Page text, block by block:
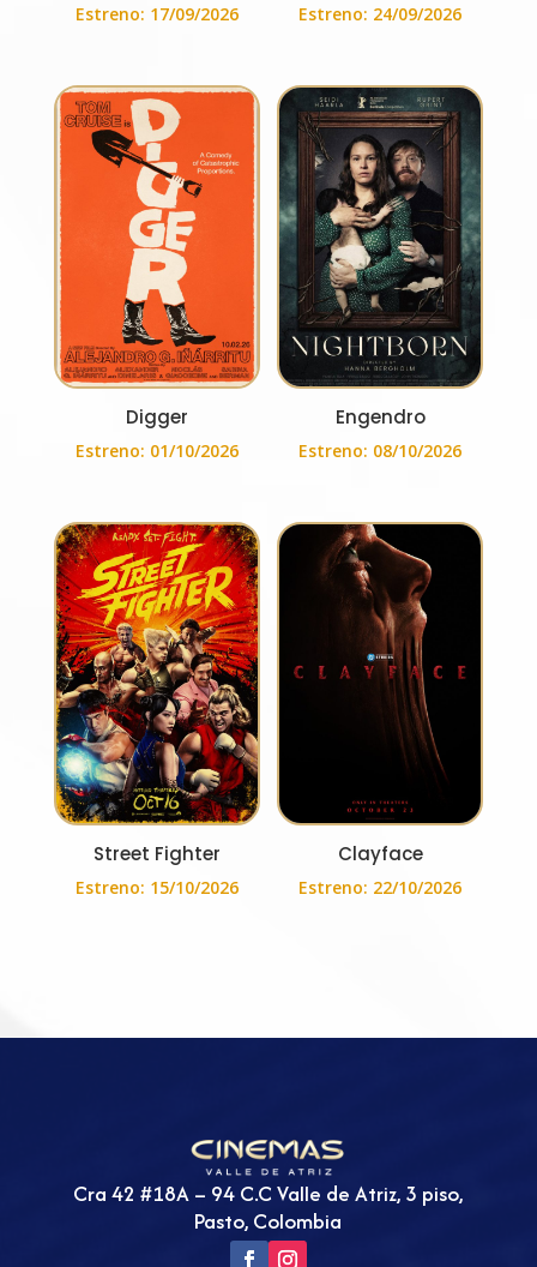
Estreno: 17/09/2026 Estreno: 24/09/2026
Digger
Estreno: 01/10/2026
Engendro
Estreno: 08/10/2026
Street Fighter
Estreno: 15/10/2026
Clayface
Estreno: 22/10/2026
Cra 42 #18A – 94 C.C Valle de Atriz, 3 piso,
Pasto, Colombia